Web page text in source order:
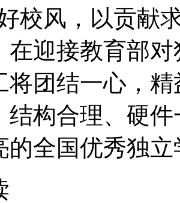
校风，以贡献
在迎接教育部
将团结一心，
结构合理、硬
的全国优秀独立